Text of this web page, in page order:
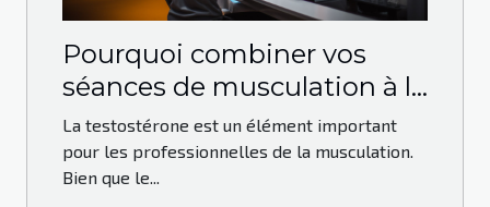
Pourquoi combiner vos
séances de musculation à la
prise de Testo-max ?
La testostérone est un élément important
pour les professionnelles de la musculation.
Bien que le...